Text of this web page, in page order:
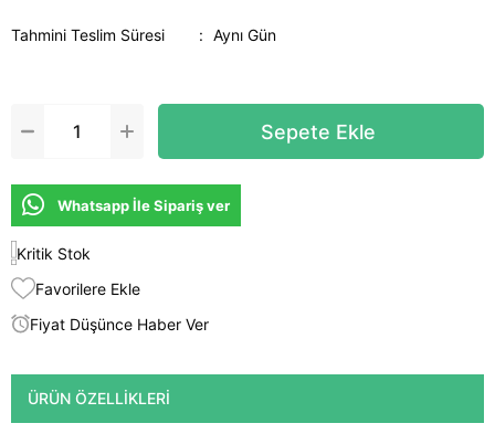
Tahmini Teslim Süresi : Aynı Gün
Whatsapp İle Sipariş ver
Kritik Stok
Favorilere Ekle
Fiyat Düşünce Haber Ver
ÜRÜN ÖZELLIKLERI